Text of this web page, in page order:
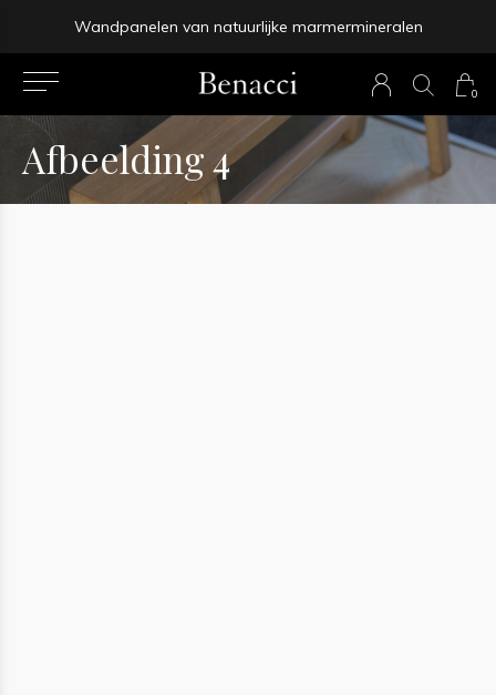
0
Wandpanelen van natuurlijke marmermineralen
prev
next
Afbeelding 4